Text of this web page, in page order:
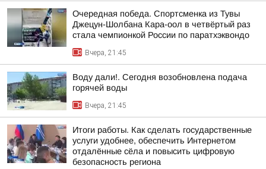
Очередная победа. Спортсменка из Тувы
Джецун-Шолбана Кара-оол в четвёртый раз
стала чемпионкой России по паратхэквондо
Вчера, 21:45
Воду дали!. Сегодня возобновлена подача
горячей воды
Вчера, 21:45
Итоги работы. Как сделать государственные
услуги удобнее, обеспечить Интернетом
отдалённые сёла и повысить цифровую
безопасность региона